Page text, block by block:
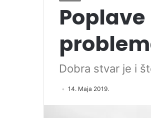
Dobra stvar je i
14. Maja 2019.